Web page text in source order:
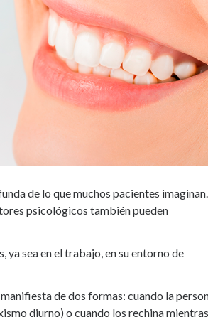
de lo que muchos pacientes
psicológicos también pueden
sea en el trabajo, en su entorno de
de dos formas: cuando la
diurno) o cuando los rechina mientras